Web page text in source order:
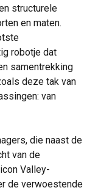
structurele
en maten.
robotje dat
samentrekking
deze tak van
van
die naast de
van de
Valley-
de verwoestende